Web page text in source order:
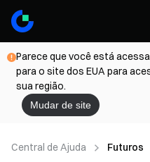
Parece que você está
para o site dos EUA para
sua região.
Mudar de site
Central de Ajuda Futuros